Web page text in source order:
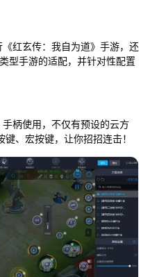
红玄传：我自为道》手游，还
型手游的适配，并针对性配置
柄使用，不仅有预设的云方
、宏按键，让你招招连击！